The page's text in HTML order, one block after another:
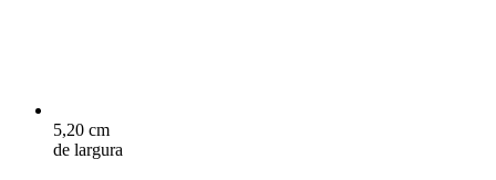
5,20 cm
de largura